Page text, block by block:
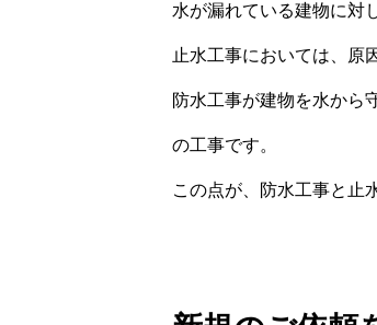
水が漏れている建物に対
止水工事においては、原
防水工事が建物を水から
の工事です。
この点が、防水工事と止